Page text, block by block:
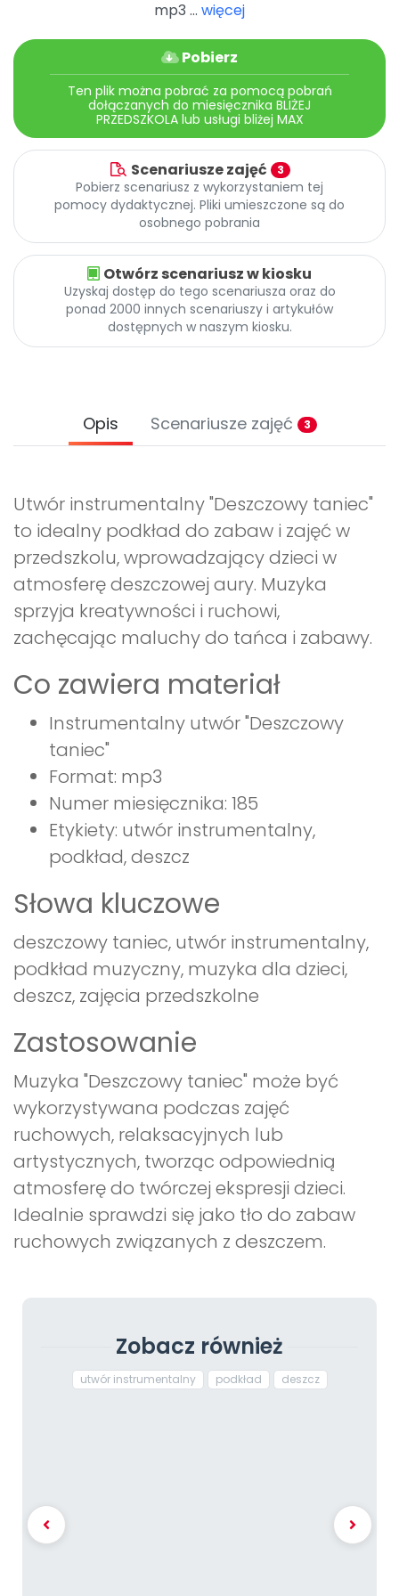
Archiwalne numery
mp3 ... więcej
Pobierz
Ten plik można pobrać za pomocą pobrań
dołączanych do miesięcznika BLIŻEJ
PRZEDSZKOLA lub usługi bliżej MAX
Scenariusze zajęć 3
Pobierz scenariusz z wykorzystaniem tej
pomocy dydaktycznej. Pliki umieszczone są do
osobnego pobrania
Otwórz scenariusz w kiosku
Uzyskaj dostęp do tego scenariusza oraz do
ponad 2000 innych scenariuszy i artykułów
dostępnych w naszym kiosku.
Opis Scenariusze zajęć 3
Utwór instrumentalny "Deszczowy taniec"
to idealny podkład do zabaw i zajęć w
przedszkolu, wprowadzający dzieci w
atmosferę deszczowej aury. Muzyka
sprzyja kreatywności i ruchowi,
zachęcając maluchy do tańca i zabawy.
Co zawiera materiał
Instrumentalny utwór "Deszczowy
taniec"
Format: mp3
Numer miesięcznika: 185
Etykiety: utwór instrumentalny,
podkład, deszcz
Słowa kluczowe
deszczowy taniec, utwór instrumentalny,
podkład muzyczny, muzyka dla dzieci,
deszcz, zajęcia przedszkolne
Zastosowanie
Muzyka "Deszczowy taniec" może być
wykorzystywana podczas zajęć
ruchowych, relaksacyjnych lub
artystycznych, tworząc odpowiednią
atmosferę do twórczej ekspresji dzieci.
Idealnie sprawdzi się jako tło do zabaw
ruchowych związanych z deszczem.
Zobacz również
utwór instrumentalny podkład deszcz